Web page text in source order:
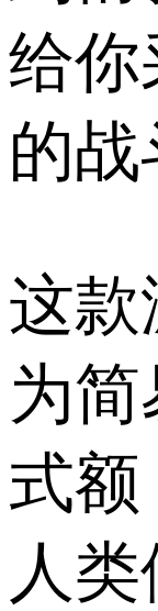
给你
的战
这款
为
式额
人